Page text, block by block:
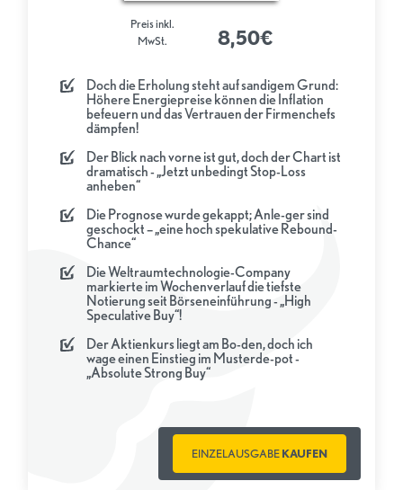
Doch die Erholung steht auf sandigem Grund:
Höhere Energiepreise können die Inflation
befeuern und das Vertrauen der Firmenchefs
dämpfen!
Der Blick nach vorne ist gut, doch der Chart ist
dramatisch - „Jetzt unbedingt Stop-Loss
anheben“
Die Prognose wurde gekappt; Anle-ger sind
geschockt – „eine hoch spekulative Rebound-
Chance“
Die Weltraumtechnologie-Company
markierte im Wochenverlauf die tiefste
Notierung seit Börseneinführung - „High
Speculative Buy“!
Der Aktienkurs liegt am Bo-den, doch ich
wage einen Einstieg im Musterde-pot -
„Absolute Strong Buy“
Preis inkl.
MwSt.
8,50€
EINZELAUSGABE KAUFEN